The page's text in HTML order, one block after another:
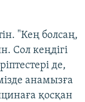
"Кең болсаң,
Сол кеңдігі
де,
анамызға
қосқан